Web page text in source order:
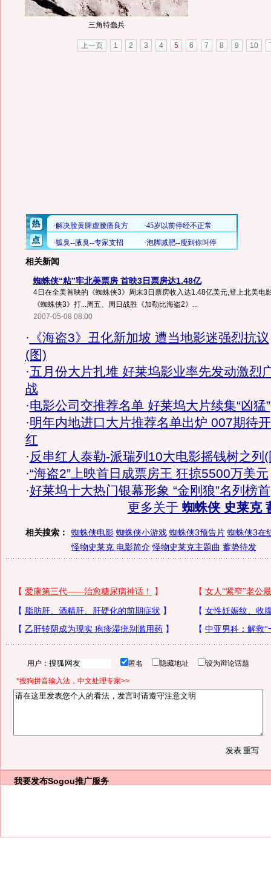
三角特蠢兵
上一页 1 2 3 4 5 6 7 8 9 10
相关新闻
蜘蛛侠“粘”牢北美票房 首映3日票房达1.48亿
4日在全美首映的《蜘蛛侠3》周末3日票房收入达1.48亿美元,登上北美电
《蜘蛛侠3》打...周五、周日战胜《加勒比海盗2》...
2007-05-08 08:00
· 《海盗3》丑化新加坡 遭当地影迷强烈抗议
(图)
·五月份大片扎堆 好莱坞影业率先发动激烈
战
·电影公司交推荐名单 好莱坞大片续集“凶猛”
·明年内地进口大片推荐名单出炉 007期待
红
·反串红人泰勒-派瑞列10大电影摇钱树之列
·“海盗2”上映首日成票房王 狂掠5500万美元
·好莱坞十大热门银幕形象 “金刚狼”名列榜首
更多关于 蜘蛛侠 史莱克
相关搜索： 蜘蛛侠电影 蜘蛛侠小游戏 蜘蛛侠3预告片 蜘蛛侠3在
怪物史莱克 电影简介 怪物史莱克主题曲 蓄势待发
用户： 匿名 隐藏地址 设为辩论话题
*搜狗拼音输入法，中文处理专家>>
我要发布Sogou推广服务